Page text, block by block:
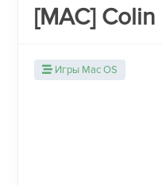
[MAC]
Игры Mac OS